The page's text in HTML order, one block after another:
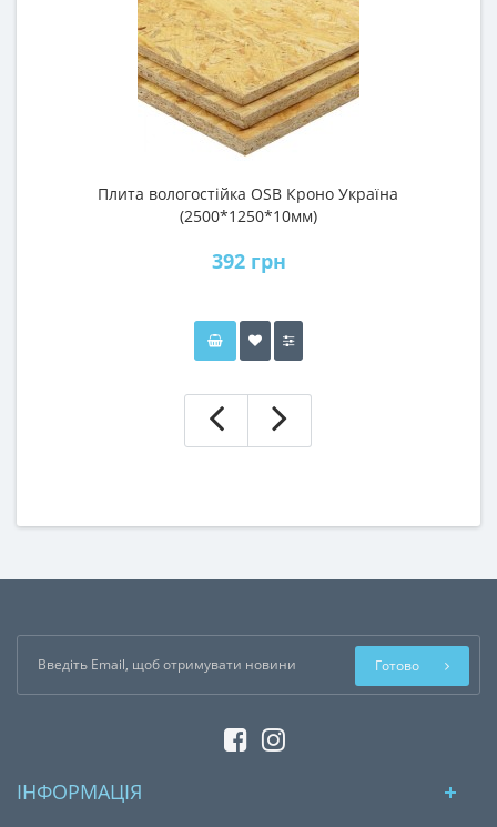
Плита вологостійка OSB Кроно Україна
(2500*1250*10мм)
392 грн
Готово
ІНФОРМАЦІЯ